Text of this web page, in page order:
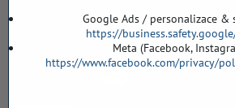
Google Ads / personalizace &
https://
Meta (Facebook,
https://www.facebook.com/privacy/